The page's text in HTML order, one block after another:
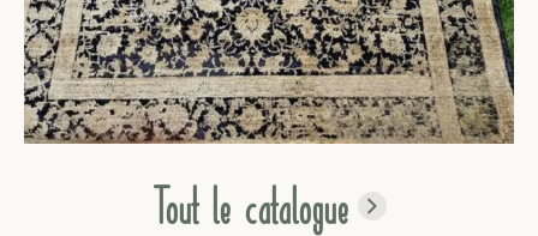
Tout le catalogue